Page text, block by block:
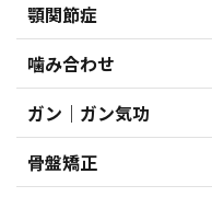
顎関節症
噛み合わせ
ガン｜ガン気功
骨盤矯正